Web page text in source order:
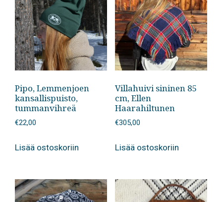
Pipo, Lemmenjoen
kansallispuisto,
tummanvihreä
€22,00
Lisää ostoskoriin
Villahuivi sininen 85
cm, Ellen
Haarahiltunen
€305,00
Lisää ostoskoriin